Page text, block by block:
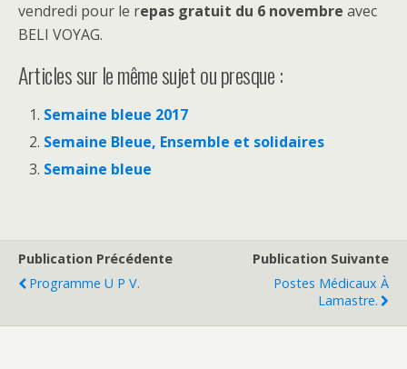
vendredi pour le repas gratuit du 6 novembre avec
BELI VOYAG.
Articles sur le même sujet ou presque :
Semaine bleue 2017
Semaine Bleue, Ensemble et solidaires
Semaine bleue
Publication Précédente
Programme U P V.
Publication Suivante
Postes Médicaux À
Lamastre.